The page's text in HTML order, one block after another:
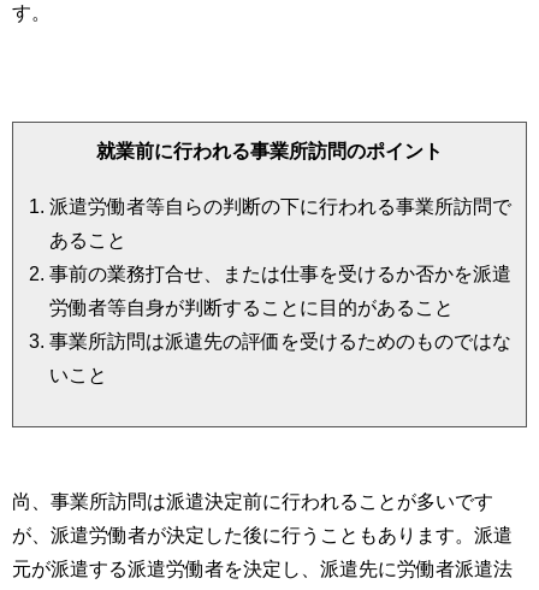
す。
就業前に行われる事業所訪問のポイント
派遣労働者等自らの判断の下に行われる事業所訪問で
あること
事前の業務打合せ、または仕事を受けるか否かを派遣
労働者等自身が判断することに目的があること
事業所訪問は派遣先の評価を受けるためのものではな
いこと
尚、事業所訪問は派遣決定前に行われることが多いです
が、派遣労働者が決定した後に行うこともあります。派遣
元が派遣する派遣労働者を決定し、派遣先に労働者派遣法